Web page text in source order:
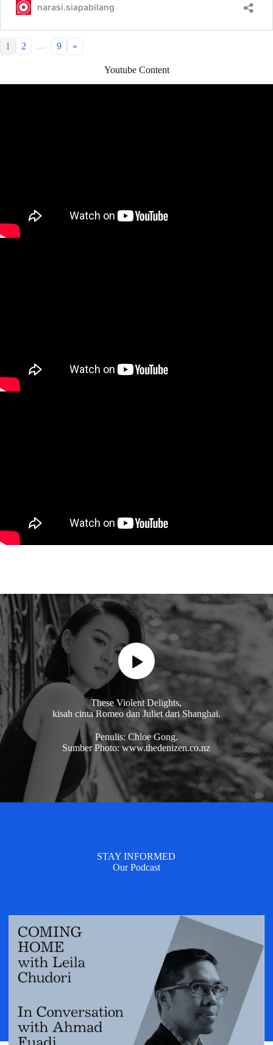
1 2 … 9 »
Youtube Content
These Violent Delights,
kisah cinta Romeo dan Juliet dari Shanghai.
Penulis: Chloe Gong.
Sumber Photo: www.thedenizen.co.nz
STAY INFORMED
Our Podcast